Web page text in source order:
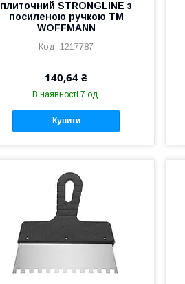
плиточний STRONGLINE з
посиленою ручкою ТМ
WOFFMANN
1217787
140,64 ₴
В наявності 7 од.
Купити